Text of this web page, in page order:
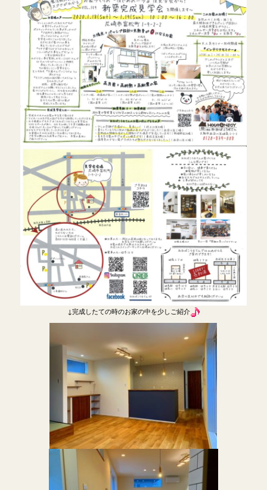
↓完成したての時のお家の中を少しご紹介